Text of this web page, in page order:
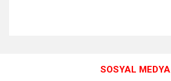
Görüş ve önerileriniz için teşekkür ederiz.
SOSYAL MEDYA